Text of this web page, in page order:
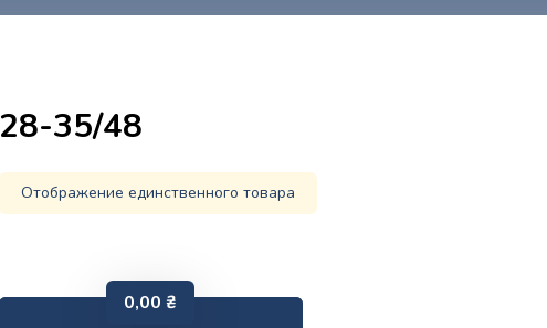
28-35/48
Отображение единственного товара
0,00₴